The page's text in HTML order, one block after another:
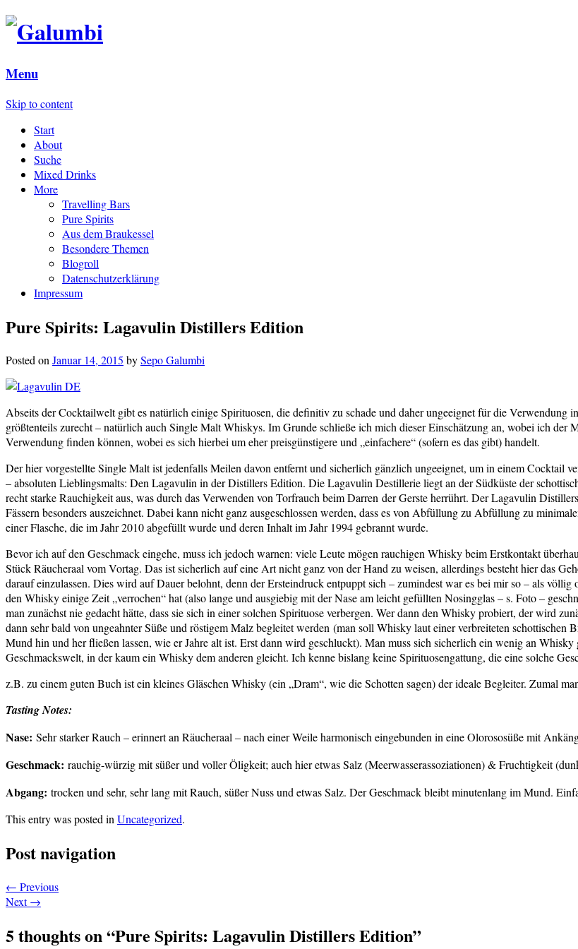
Menu
Skip to content
Start
About
Suche
Mixed Drinks
More
Travelling Bars
Pure Spirits
Aus dem Braukessel
Besondere Themen
Blogroll
Datenschutzerklärung
Impressum
Pure Spirits: Lagavulin Distillers Edition
Posted onJanuar 14, 2015 bySepo Galumbi
Abseits der Cocktailwelt gibt es natürlich einige Spirituosen, die definitiv zu schade und daher ungeeignet für die
größtenteils zurecht – natürlich auch Single Malt Whiskys. Im Grunde schließe ich mich dieser Einschätzung an, wobei ich der
Verwendung finden können, wobei es sich hierbei um eher preisgünstigere und „einfachere“ (sofern es das gibt) handelt.
Der hier vorgestellte Single Malt ist jedenfalls Meilen davon entfernt und sicherlich gänzlich ungeeignet, um in einem Cocktail
– absoluten Lieblingsmalts: Den Lagavulin in der Distillers Edition. Die Lagavulin Destillerie liegt an der Südküste der
recht starke Rauchigkeit aus, was durch das Verwenden von Torfrauch beim Darren der Gerste herrührt. Der Lagavulin
Fässern besonders auszeichnet. Dabei kann nicht ganz ausgeschlossen werden, dass es von Abfüllung zu Abfüllung zu
einer Flasche, die im Jahr 2010 abgefüllt wurde und deren Inhalt im Jahr 1994 gebrannt wurde.
Bevor ich auf den Geschmack eingehe, muss ich jedoch warnen: viele Leute mögen rauchigen Whisky beim Erstkontakt
Stück Räucheraal vom Vortag. Das ist sicherlich auf eine Art nicht ganz von der Hand zu weisen, allerdings besteht hier das
darauf einzulassen. Dies wird auf Dauer belohnt, denn der Ersteindruck entpuppt sich – zumindest war es bei mir so – als
den Whisky einige Zeit „verrochen“ hat (also lange und ausgiebig mit der Nase am leicht gefüllten Nosingglas – s. Foto –
man zunächst nie gedacht hätte, dass sie sich in einer solchen Spirituose verbergen. Wer dann den Whisky probiert, der wird
dann sehr bald von ungeahnter Süße und röstigem Malz begleitet werden (man soll Whisky laut einer verbreiteten
Mund hin und her fließen lassen, wie er Jahre alt ist. Erst dann wird geschluckt). Man muss sich sicherlich ein wenig an
Geschmackswelt, in der kaum ein Whisky dem anderen gleicht. Ich kenne bislang keine Spirituosengattung, die eine solche
z.B. zu einem guten Buch ist ein kleines Gläschen Whisky (ein „Dram“, wie die Schotten sagen) der ideale Begleiter. Zumal
Tasting Notes:
Nase: Sehr starker Rauch – erinnert an Räucheraal – nach einer Weile harmonisch eingebunden in eine Olorososüße mit
Geschmack: rauchig-würzig mit süßer und voller Öligkeit; auch hier etwas Salz (Meerwasserassoziationen) & Fruchtigkeit
Abgang: trocken und sehr, sehr lang mit Rauch, süßer Nuss und etwas Salz. Der Geschmack bleibt minutenlang im Mund.
This entry was posted inUncategorized.
Post navigation
← Previous
Next→
5 thoughts on “Pure Spirits: Lagavulin Distillers Edition”